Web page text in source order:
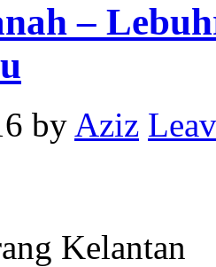
–
by Aziz
Kelantan